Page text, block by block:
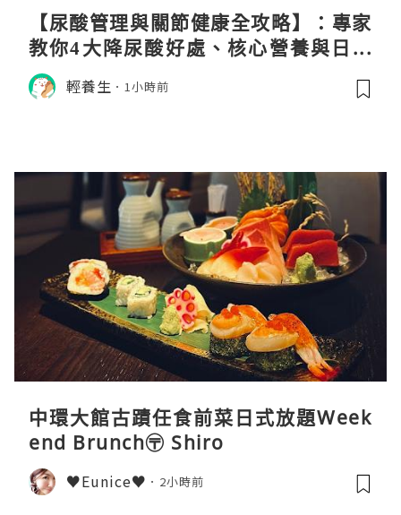
【尿酸管理與關節健康全攻略】：專家
教你4大降尿酸好處、核心營養與日常
飲食調理秘訣
輕養生 1小時前
中環大館古蹟任食前菜日式放題Week
end Brunch〶 Shiro
♥Eunice♥ 2小時前